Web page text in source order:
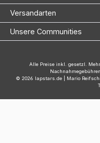
Versandarten
Unsere Communities
Alle Preise inkl. gesetzl.
© 2026 lapstars.de | Mario